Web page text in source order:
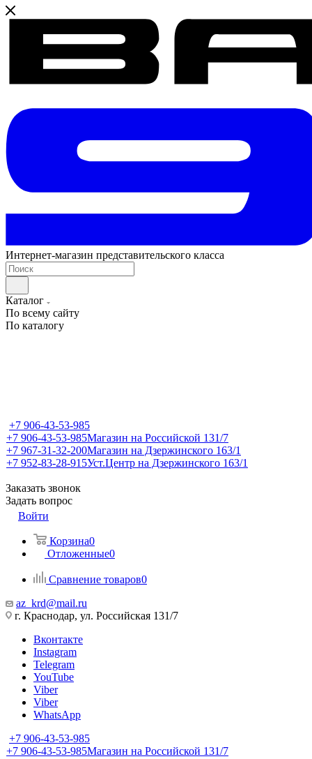
Интернет-магазин представительского класса
Каталог
По всему сайту
По каталогу
+7 906-43-53-985
+7 906-43-53-985Магазин на Российской 131/7
+7 967-31-32-200Магазин на Дзержинского 163/1
+7 952-83-28-915Уст.Центр на Дзержинского 163/1
Заказать звонок
Задать вопрос
Войти
Корзина0
Отложенные0
Сравнение товаров0
az_krd@mail.ru
г. Краснодар, ул. Российская 131/7
Вконтакте
Instagram
Telegram
YouTube
Viber
Viber
WhatsApp
+7 906-43-53-985
+7 906-43-53-985Магазин на Российской 131/7